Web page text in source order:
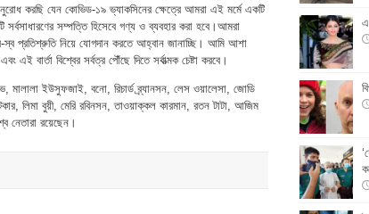
করছি যেন কোভিড-১৯ ভ্যাকসিনের ক্ষেত্রে আমরা এই মর্মে একটি
সম্পত্তি হিসেবে গণ্য ও ব্যবহার করা হবে।আমরা
নিয়ে যোগদান করতে আহ্বান জানাচ্ছি। আমি আশা
বার্তা বিশ্বের সর্বত্র পৌঁছে দিতে সর্বাত্মক চেষ্টা করবে।
মালালা ইউসুফজাই, বনো, রিচার্ড ব্র্যানসন, লেস ওয়ালেসা, জোডি
লিমা বুয়ী, মেরি রবিনসন, তাওয়াক্কল কারমান, রতন টাটা, আজিম
নেতারা রয়েছেন।